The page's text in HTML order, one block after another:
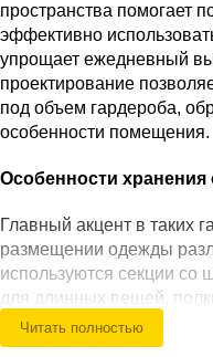
пространства помогает
эффективно
упрощает ежедневный
проектирование
под объем гардероба,
особенности помещения.
Особенности
Главный акцент в таких
размещении одежды
используются секции со
для длинных вещей,
специальные элементы
распределение помогает
Читать полностью